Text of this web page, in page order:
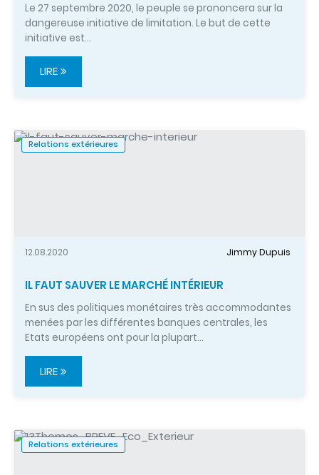
Le 27 septembre 2020, le peuple se prononcera sur la
dangereuse initiative de limitation. Le but de cette
initiative est…
LIRE
Relations extérieures
12.08.2020 Jimmy Dupuis
IL FAUT SAUVER LE MARCHÉ INTÉRIEUR
En sus des politiques monétaires très accommodantes
menées par les différentes banques centrales, les
Etats européens ont pour la plupart…
LIRE
Relations extérieures